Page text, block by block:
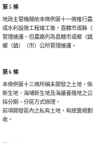
第 5 條
地政主管機關依本條例第十一條推行
或水利設施工程竣工後，直轄市或縣
管理維護。但農路列為直轄市或鄉（
鄉（鎮）（市）公所管理維護。
第 6 條
本條例第十三條所稱未開發之土地，
新生地、海埔新生地及海邊養殖地之
採分期、分區方式辦理。
前項開發區內之私有土地，有統籌規
收。